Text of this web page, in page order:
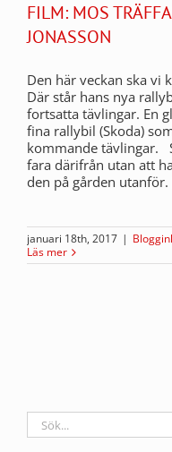
FILM: MOS
JONASSON
Den här veckan ska vi
Där står hans nya
fortsatta tävlingar. En
fina rallybil (Skoda)
kommande tävlingar.
fara därifrån utan att
den på gården utanför.
januari 18th, 2017 |
Läs mer
Sök
efter: